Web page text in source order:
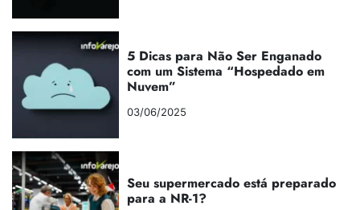
5 Dicas para Não Ser Enganado
com um Sistema “Hospedado em
Nuvem”
03/06/2025
Seu supermercado está preparado
para a NR-1?